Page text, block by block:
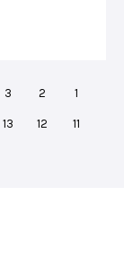
1
2
3
11
12
13